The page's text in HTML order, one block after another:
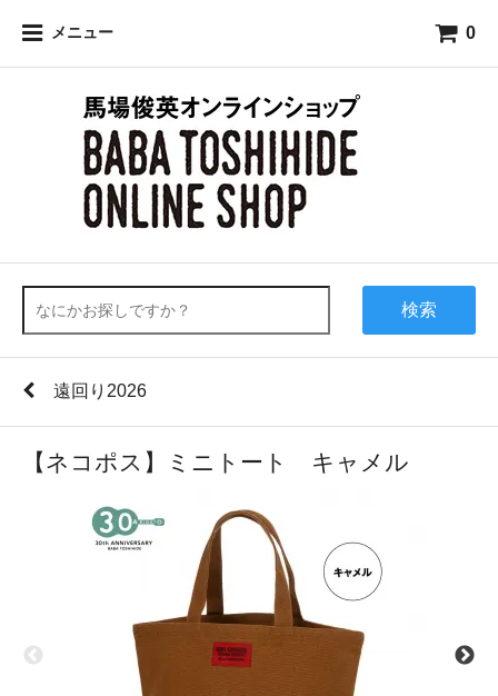
メニュー 0
検索
遠回り2026
【ネコポス】ミニトート キャメル